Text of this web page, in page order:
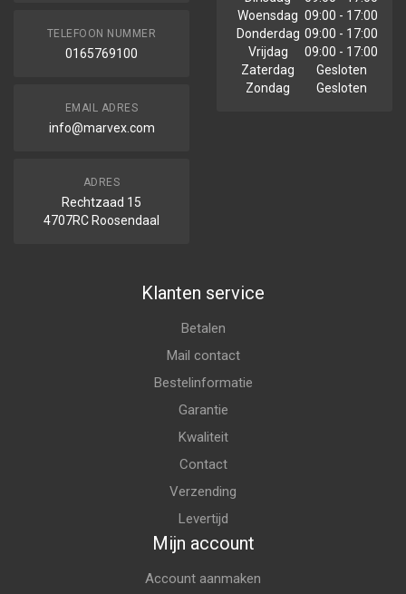
TELEFOON NUMMER
0165769100
EMAIL ADRES
info@marvex.com
ADRES
Rechtzaad 15
4707RC Roosendaal
Woensdag 09:00 - 17:00
Donderdag 09:00 - 17:00
Vrijdag
09:00 - 17:00
Zaterdag
Gesloten
Zondag
Gesloten
Klanten service
Betalen
Mail contact
Bestelinformatie
Garantie
Kwaliteit
Contact
Verzending
Levertijd
Mijn account
Account aanmaken